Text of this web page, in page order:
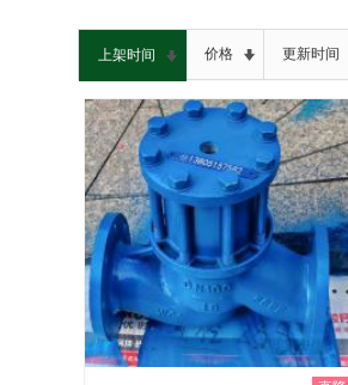
上架时间 价格 更新时间